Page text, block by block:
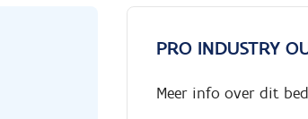
PRO INDUSTRY
Meer info over dit